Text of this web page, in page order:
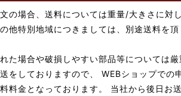
の場合、送料については重量/大きさに対
他特別地域につきましては、別途送料を頂
た場合や破損しやすい部品等については
をしておりますので、 WEBショップで
料金となっております。 当社から後日お